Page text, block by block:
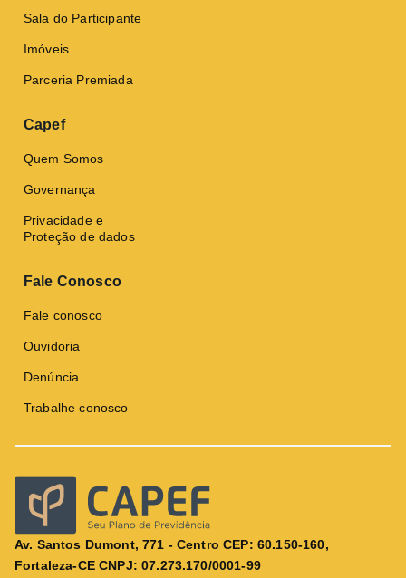
Sala do Participante
Imóveis
Parceria Premiada
Capef
Quem Somos
Governança
Privacidade e
Proteção de dados
Fale Conosco
Fale conosco
Ouvidoria
Denúncia
Trabalhe conosco
Av. Santos Dumont, 771 - Centro CEP: 60.150-160,
Fortaleza-CE CNPJ: 07.273.170/0001-99